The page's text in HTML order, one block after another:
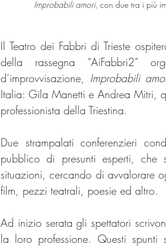
Improbabili amori, con due tra i più
Il Teatro dei Fabbri di Trieste
della rassegna “AiFabbri2”
d’improvvisazione, Improbabili
Italia: Gila Manetti e Andrea Mitri,
professionista della Triestina.
Due strampalati conferenzieri
pubblico di presunti esperti, che
situazioni, cercando di avvalorare
film, pezzi teatrali, poesie ed altro.
Ad inizio serata gli spettatori
la loro professione. Questi